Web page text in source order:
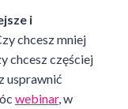
i
chcesz mniej
chcesz częściej
usprawnić
webinar, w